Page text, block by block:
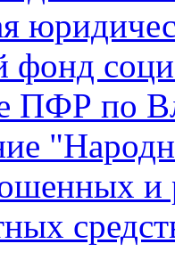
фонд
ПФР по
и